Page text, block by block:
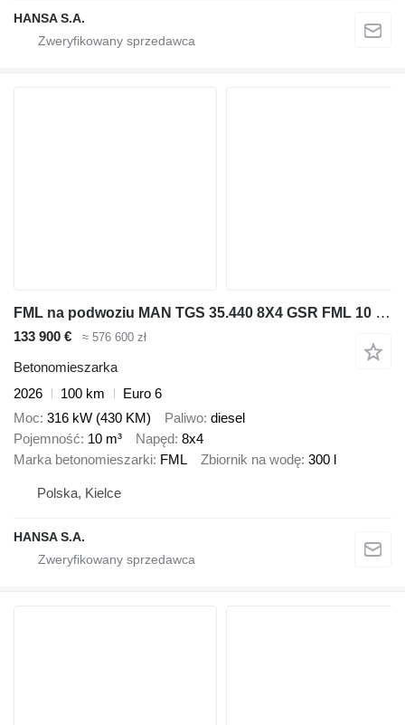
HANSA S.A.
FML na podwoziu MAN TGS 35.440 8X4 GSR FML 10 M3
133 900 € ≈ 576 600 zł
Betonomieszarka
2026
100 km
Euro 6
Moc 316 kW (430 KM) Paliwo diesel
Pojemność 10 m³ Napęd 8x4
Marka betonomieszarki FML Zbiornik na wodę 300 l
Polska, Kielce
HANSA S.A.